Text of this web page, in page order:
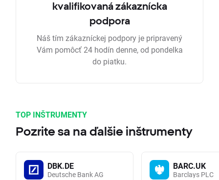
kvalifikovaná zákaznícka
podpora
Náš tím zákazníckej podpory je pripravený
Vám pomôcť 24 hodín denne, od pondelka
do piatku.
TOP INŠTRUMENTY
Pozrite sa na ďalšie inštrumenty
DBK.DE
Deutsche Bank AG
BARC.UK
Barclays PLC